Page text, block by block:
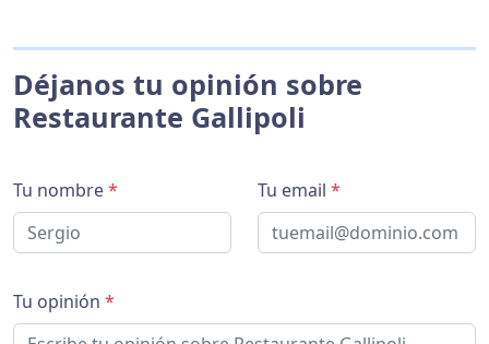
Déjanos tu opinión sobre
Restaurante Gallipoli
Tu nombre* Tu email *
Tu opinión *